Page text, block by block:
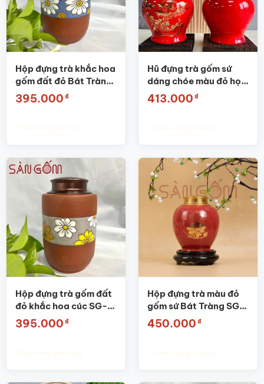
Hộp đựng trà khắc hoa
gốm đất đỏ Bát Tràng
cao cấp SG-BĐT46
395.000 ₫
Hũ đựng trà gốm sứ
dáng chóe màu đỏ họa
tiết tùng hạc SG-
BĐT57
413.000 ₫
Hộp đựng trà gốm đất
đỏ khắc hoa cúc SG-
BĐT44
395.000 ₫
Hộp đựng trà màu đỏ
gốm sứ Bát Tràng SG-
BĐT02
450.000 ₫